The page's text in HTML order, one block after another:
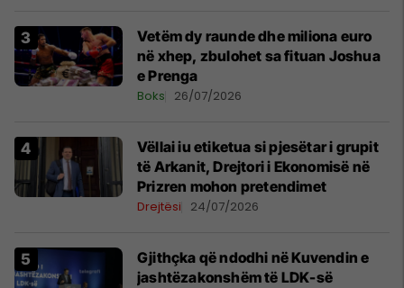
Vetëm dy raunde dhe miliona euro
në xhep, zbulohet sa fituan Joshua
e Prenga
Boks 26/07/2026
Vëllai iu etiketua si pjesëtar i grupit
të Arkanit, Drejtori i Ekonomisë në
Prizren mohon pretendimet
Drejtësi 24/07/2026
Gjithçka që ndodhi në Kuvendin e
jashtëzakonshëm të LDK-së